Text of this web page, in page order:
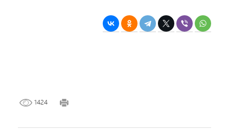
1424